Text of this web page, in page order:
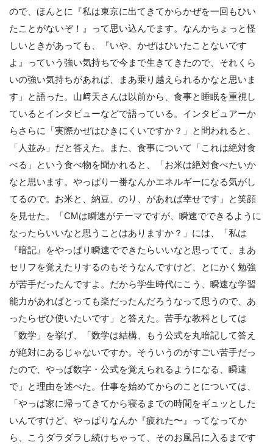
ので、ほんとに『私は東京に出てきてからかぜを一回もひい
たことがないぞ！』って思い込んでます。なんかちょっと怪
しいときがあっても、『いや、かぜはひいたことないです
よ』っていう強い気持ちで今まで生きてきたので、それくら
いの強い気持ちがあれば、まあ乗り越えられるかなと思いま
す」と語った。山﨑天さんは以前から、食事と睡眠を重視し
ているとインタビューなどで語っている。インタビュアーか
らさらに「実際かぜはひきにくいですか？」と問われると、
「人並み」だと答えた。また、食事について「これは絶対食
べる」という食べ物を聞かれると、「お米は絶対食べたいか
なと思います。やっぱり一番なんかエネルギーになる気がし
てるので。お米と、納豆、のり、があれば幸せです」と笑顔
を見せた。「CMは瞬速がテーマですが、瞬速でできるように
なったらいいなと思うことはありますか？」には、「私は
『暗記』をやっぱり瞬速でできたらいいなと思ってて、まあ
セリフを覚えたりするのもそうなんですけど、とにかく勉強
が苦手だったんですよ。だから学生時代にこう、瞬速な学習
能力があればとっても楽だったんだろうなって思うので、あ
ったらぜひ使いたいです」と答えた。苦手な教科としては
「数学」を挙げ、「数学は結構、もう公式を丸暗記して答え
が絶対にあるじゃないですか。そういうのがすごい苦手だっ
たので、やっぱ数字・公式を覚えられるようになる、瞬速
で」と理由を述べた。仕事を始めてからのことについては、
「やっぱ家に帰ってきてから寝るまでの時間をギュッとした
いんですけど、やっぱりなんか『疲れた〜』ってなってか
ら、こうダラダラし続けちゃって、そのお風呂に入るまです